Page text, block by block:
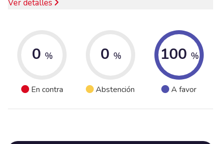
Ver detalles
0 %
En contra
0 %
Abstención
100 %
A favor